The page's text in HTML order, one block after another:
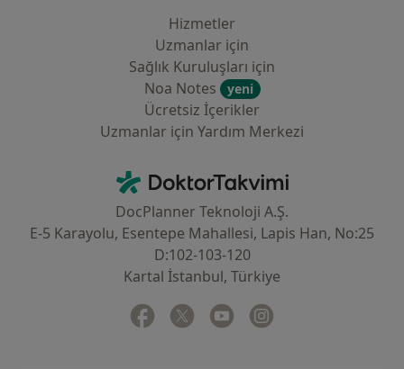
Hizmetler
Uzmanlar için
Sağlık Kuruluşları için
Noa Notes
yeni
Ücretsiz İçerikler
Uzmanlar için Yardım Merkezi
DoktorTakvimi - Ana Sayfa
DocPlanner Teknoloji A.Ş.
E-5 Karayolu, Esentepe Mahallesi, Lapis Han, No:25
D:102-103-120
Kartal İstanbul, Türkiye
Facebook
yeni bir sekmede açılır
Twitter
yeni bir sekmede açılır
Youtube
yeni bir sekmede açılır